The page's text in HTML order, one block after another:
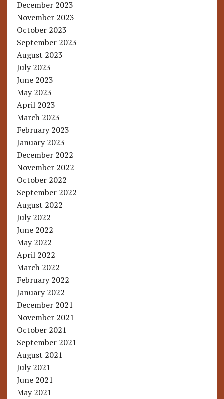
December 2023
November 2023
October 2023
September 2023
August 2023
July 2023
June 2023
May 2023
April 2023
March 2023
February 2023
January 2023
December 2022
November 2022
October 2022
September 2022
August 2022
July 2022
June 2022
May 2022
April 2022
March 2022
February 2022
January 2022
December 2021
November 2021
October 2021
September 2021
August 2021
July 2021
June 2021
May 2021